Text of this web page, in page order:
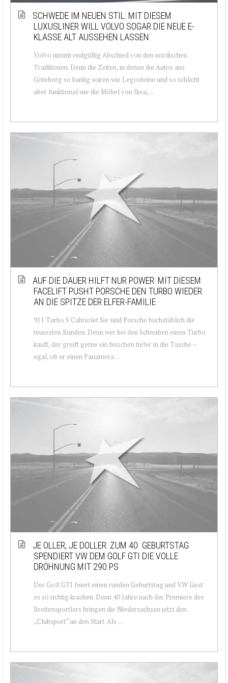
SCHWEDE IM NEUEN STIL: MIT DIESEM
LUXUSLINER WILL VOLVO SOGAR DIE NEUE E-
KLASSE ALT AUSSEHEN LASSEN
Volvo nimmt endgültig Abschied von den nordischen
Traditionen. Denn die Zeiten, in denen die Autos aus
Göteborg so kantig waren wie Legosteine und so schlicht
aber funktional wie die Möbel von Ikea, ...
AUF DIE DAUER HILFT NUR POWER: MIT DIESEM
FACELIFT PUSHT PORSCHE DEN TURBO WIEDER
AN DIE SPITZE DER ELFER-FAMILIE
911 Turbo S Cabriolet Sie sind Porsche buchstäblich die
teuersten Kunden. Denn wer bei den Schwaben einen Turbo
kauft, der greift gerne ein bisschen tiefer in die Tasche –
egal, ob er einen Panamera ...
JE OLLER, JE DOLLER: ZUM 40. GEBURTSTAG
SPENDIERT VW DEM GOLF GTI DIE VOLLE
DRÖHNUNG MIT 290 PS
Der Golf GTI feiert einen runden Geburtstag und VW lässt
es so richtig krachen. Denn 40 Jahre nach der Premiere des
Breitensportlers bringen die Niedersachsen jetzt den
„Clubsport“ an den Start. Als ...